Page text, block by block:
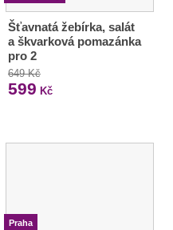
Šťavnatá žebírka, salát
a škvarková pomazánka
pro 2
649 Kč
599 Kč
Praha